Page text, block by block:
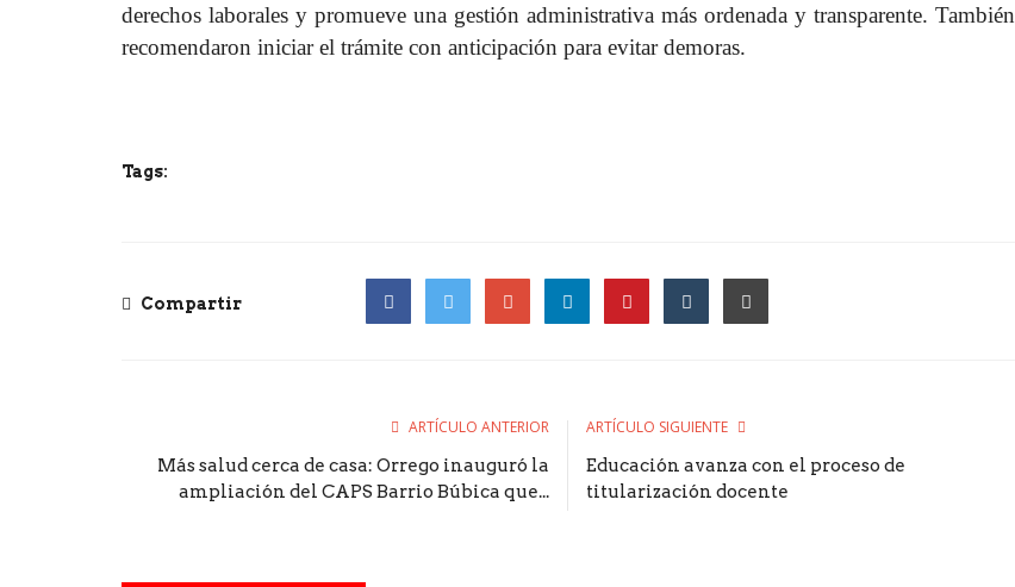
derechos laborales y promueve una gestión administrativa más ordenada y transparente. También
recomendaron iniciar el trámite con anticipación para evitar demoras.
Tags:
Compartir
ARTÍCULO ANTERIOR
Más salud cerca de casa: Orrego inauguró la
ampliación del CAPS Barrio Búbica que...
ARTÍCULO SIGUIENTE
Educación avanza con el proceso de
titularización docente